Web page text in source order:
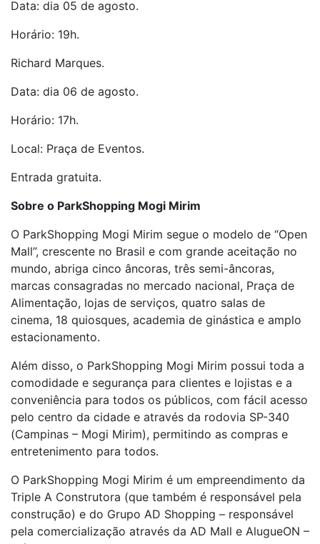
Data: dia 05 de agosto.
Horário: 19h.
Richard Marques.
Data: dia 06 de agosto.
Horário: 17h.
Local: Praça de Eventos.
Entrada gratuita.
Sobre o ParkShopping Mogi Mirim
O ParkShopping Mogi Mirim segue o modelo de “Open
Mall”, crescente no Brasil e com grande aceitação no
mundo, abriga cinco âncoras, três semi-âncoras,
marcas consagradas no mercado nacional, Praça de
Alimentação, lojas de serviços, quatro salas de
cinema, 18 quiosques, academia de ginástica e amplo
estacionamento.
Além disso, o ParkShopping Mogi Mirim possui toda a
comodidade e segurança para clientes e lojistas e a
conveniência para todos os públicos, com fácil acesso
pelo centro da cidade e através da rodovia SP-340
(Campinas – Mogi Mirim), permitindo as compras e
entretenimento para todos.
O ParkShopping Mogi Mirim é um empreendimento da
Triple A Construtora (que também é responsável pela
construção) e do Grupo AD Shopping – responsável
pela comercialização através da AD Mall e AlugueON –